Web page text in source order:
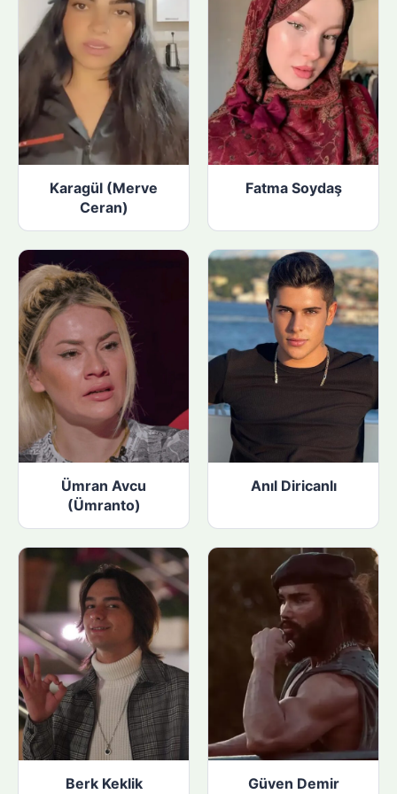
Karagül (Merve
Ceran)
Fatma Soydaş
Ümran Avcu
(Ümranto)
Anıl Diricanlı
Berk Keklik Güven Demir